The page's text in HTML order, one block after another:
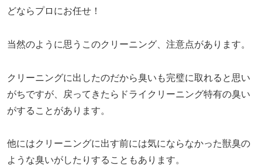
どならプロにお任せ！
当然のように思うこのクリーニング、注意点があります。
クリーニングに出したのだから臭いも完璧に取れると思い
がちですが、戻ってきたらドライクリーニング特有の臭い
がすることがあります。
他にはクリーニングに出す前には気にならなかった獣臭の
ような臭いがしたりすることもあります。